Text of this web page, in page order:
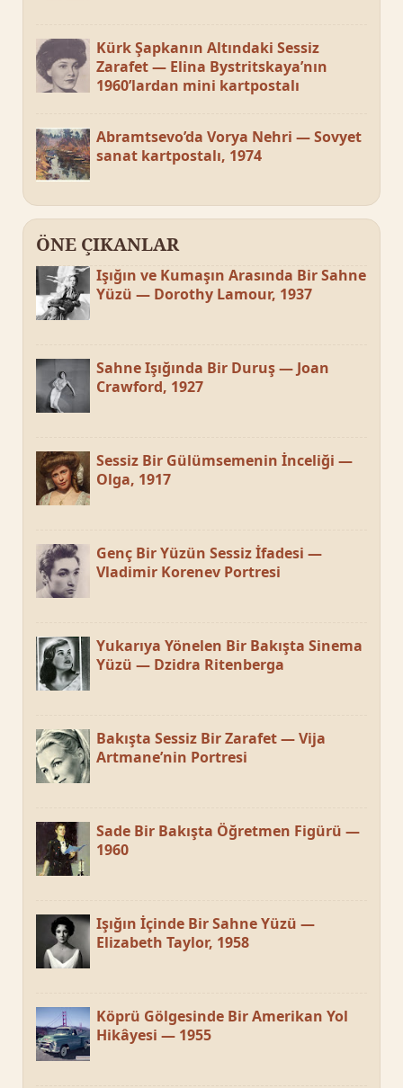
Kürk Şapkanın Altındaki Sessiz
Zarafet — Elina Bystritskaya’nın
1960’lardan mini kartpostalı
Abramtsevo’da Vorya Nehri — Sovyet
sanat kartpostalı, 1974
ÖNE ÇIKANLAR
Işığın ve Kumaşın Arasında Bir Sahne
Yüzü — Dorothy Lamour, 1937
Sahne Işığında Bir Duruş — Joan
Crawford, 1927
Sessiz Bir Gülümsemenin İnceliği —
Olga, 1917
Genç Bir Yüzün Sessiz İfadesi —
Vladimir Korenev Portresi
Yukarıya Yönelen Bir Bakışta Sinema
Yüzü — Dzidra Ritenberga
Bakışta Sessiz Bir Zarafet — Vija
Artmane’nin Portresi
Sade Bir Bakışta Öğretmen Figürü —
1960
Işığın İçinde Bir Sahne Yüzü —
Elizabeth Taylor, 1958
Köprü Gölgesinde Bir Amerikan Yol
Hikâyesi — 1955